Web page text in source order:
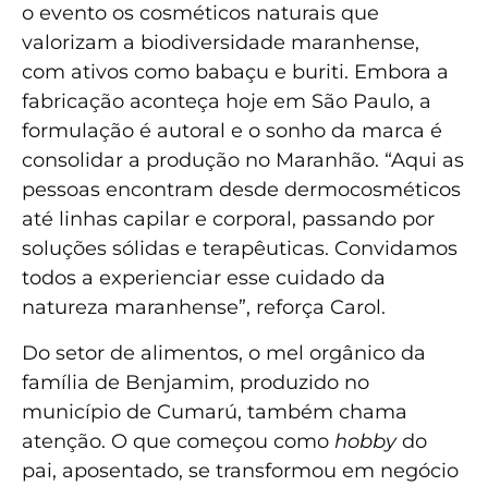
o evento os cosméticos naturais que
valorizam a biodiversidade maranhense,
com ativos como babaçu e buriti. Embora a
fabricação aconteça hoje em São Paulo, a
formulação é autoral e o sonho da marca é
consolidar a produção no Maranhão. “Aqui as
pessoas encontram desde dermocosméticos
até linhas capilar e corporal, passando por
soluções sólidas e terapêuticas. Convidamos
todos a experienciar esse cuidado da
natureza maranhense”, reforça Carol.
Do setor de alimentos, o mel orgânico da
família de Benjamim, produzido no
município de Cumarú, também chama
atenção. O que começou como hobbydo
pai, aposentado, se transformou em negócio